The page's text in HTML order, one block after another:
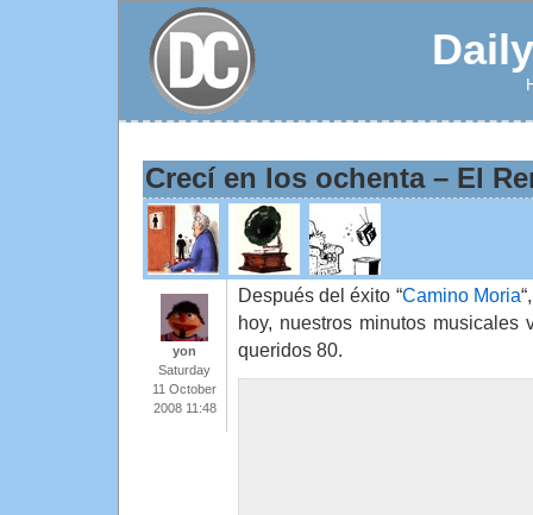
Crecí en los ochenta – El
yon
Saturday
11 October
2008 11:48
Después del éxito “Camino Moria
hoy, nuestros minutos musicales
queridos 80.